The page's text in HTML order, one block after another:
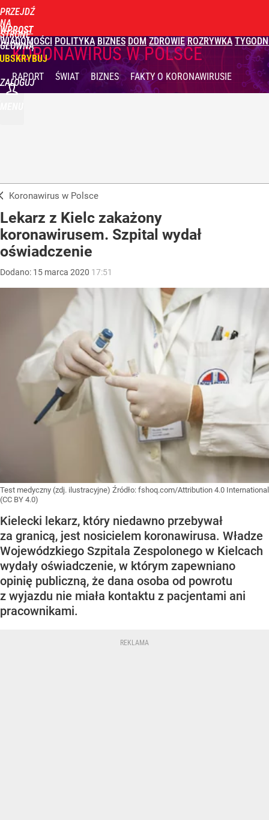
PRZEJDŹ
NA
STRONĘ
GŁÓWNĄ
WPROST
WIADOMOŚCI POLITYKA BIZNES DOM ZDROWIE ROZRYWKA
ZALOGUJ
KORONAWIRUS W POLSCE
RAPORT ŚWIAT BIZNES FAKTYO KORONAWIRUSIE
Koronawirus w Polsce
Lekarz z Kielc zakażony
koronawirusem. Szpital wydał
oświadczenie
Dodano: 15 marca 2020 17:51
Test medyczny (zdj. ilustracyjne) Źródło: fshoq.com/Attribution 4.0 International
(CC BY 4.0)
Kielecki lekarz, który niedawno przebywał
za granicą, jest nosicielem koronawirusa. Władze
Wojewódzkiego Szpitala Zespolonego w Kielcach
wydały oświadczenie, w którym zapewniano
opinię publiczną, że dana osoba od powrotu
z wyjazdu nie miała kontaktu z pacjentami ani
pracownikami.